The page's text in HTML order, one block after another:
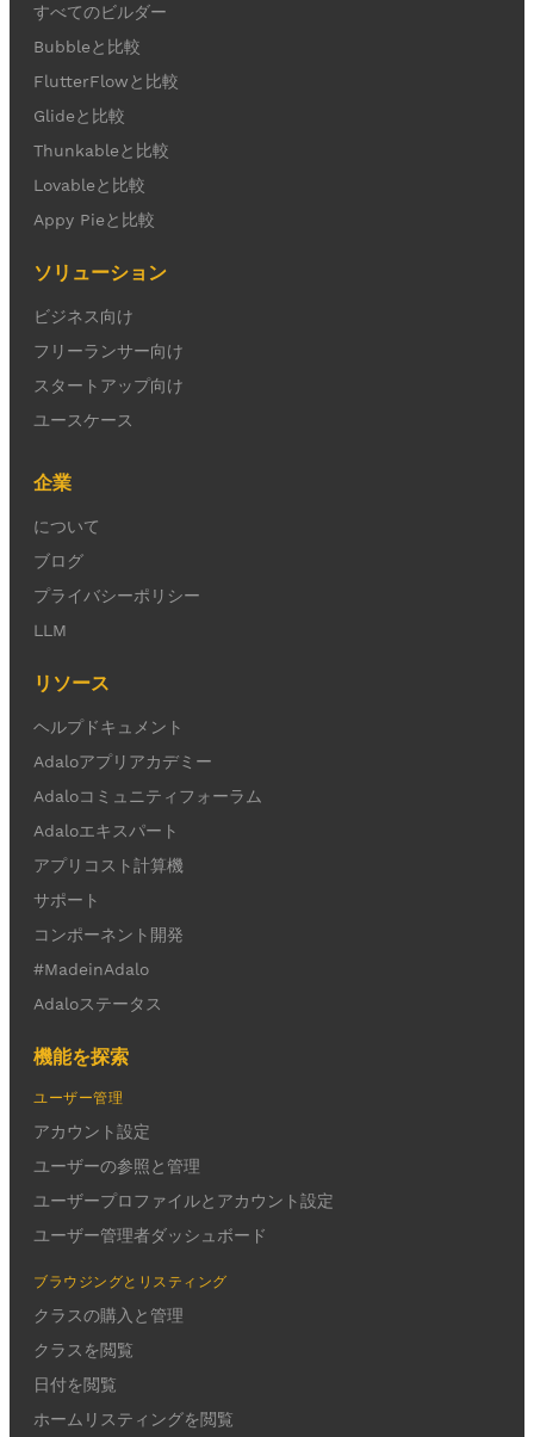
すべてのビルダー
Bubbleと比較
FlutterFlowと比較
Glideと比較
Thunkableと比較
Lovableと比較
Appy Pieと比較
ソリューション
ビジネス向け
フリーランサー向け
スタートアップ向け
ユースケース
企業
について
ブログ
プライバシーポリシー
LLM
リソース
ヘルプドキュメント
Adaloアプリアカデミー
Adaloコミュニティフォーラム
Adaloエキスパート
アプリコスト計算機
サポート
コンポーネント開発
#MadeinAdalo
Adaloステータス
機能を探索
ユーザー管理
アカウント設定
ユーザーの参照と管理
ユーザープロファイルとアカウント設定
ユーザー管理者ダッシュボード
ブラウジングとリスティング
クラスの購入と管理
クラスを閲覧
日付を閲覧
ホームリスティングを閲覧